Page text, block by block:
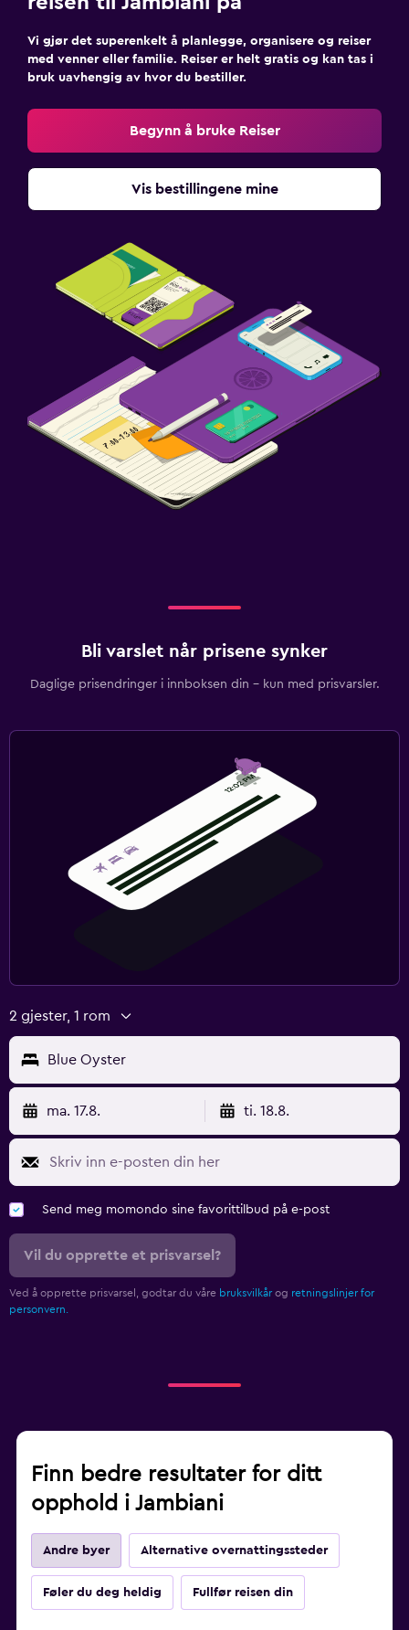
Vi gjør det superenkelt å planlegge, organisere og reiser
med venner eller familie. Reiser er helt gratis og kan tas i
bruk uavhengig av hvor du bestiller.
Begynn å bruke Reiser
Vis bestillingene mine
Bli varslet når prisene synker
Daglige prisendringer i innboksen din – kun med prisvarsler.
2 gjester, 1 rom
Blue Oyster
ma. 17.8. ti. 18.8.
Send meg momondo sine favorittilbud på e-post
Vil du opprette et prisvarsel?
Ved å opprette prisvarsel, godtar du våre bruksvilkår og retningslinjer for
personvern.
Finn bedre resultater for ditt
opphold i Jambiani
Andre byer Alternative overnattingssteder
Føler du deg heldig Fullfør reisen din